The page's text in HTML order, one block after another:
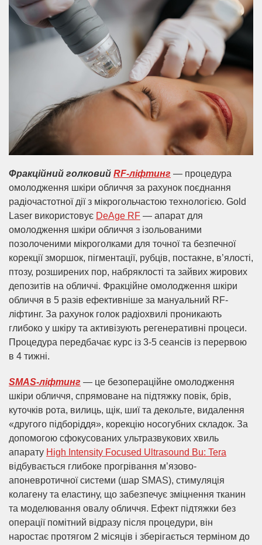
Фракційний голковий RF-ліфтинг — процедура
омолодження шкіри обличчя за рахунок поєднання
радіочастотної дії з мікрогольчастою технологією. Gold
Laser використовує DeAge RF — апарат для
омолодження шкіри обличчя з ізольованими
позолоченими мікроголками для точної та безпечної
корекції зморшок, пігментації, рубців, постакне, в’ялості,
птозу, розширених пор, набряклості та зайвих жирових
депозитів на обличчі. Фракційне омолодження шкіри
обличчя в 5 разів ефективніше за мануальний RF-
ліфтинг. За рахунок голок радіохвилі проникають
глибоко у шкіру та активізують регенеративні процеси.
Процедура передбачає курс із 3-5 сеансів із перервою
в 4 тижні.
SMAS-ліфтинг — це безопераційне омолодження
шкіри обличчя, спрямоване на підтяжку повік, брів,
куточків рота, вилиць, щік, шиї та декольте, видалення
«другого підборіддя», корекцію носогубних складок. За
допомогою сфокусованих ультразвукових хвиль
апарату High Intensity Focused Ultrasound Bu: Tera
відбувається глибоке прогрівання м’язово-
апоневротичної системи (шар SMAS), стимуляція
колагену та еластину, що забезпечує зміцнення тканин
та моделювання овалу обличчя. Ефект підтяжки без
операції помітний відразу після процедури, він
наростає протягом 2 місяців і зберігається терміном до